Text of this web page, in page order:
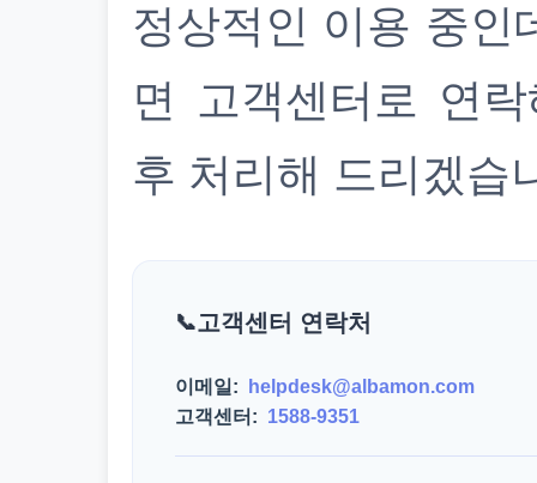
정상적인 이용 중인
면 고객센터로 연
후 처리해 드리겠습
고객센터 연락처
이메일:
helpdesk@albamon.com
고객센터: 1588-9351